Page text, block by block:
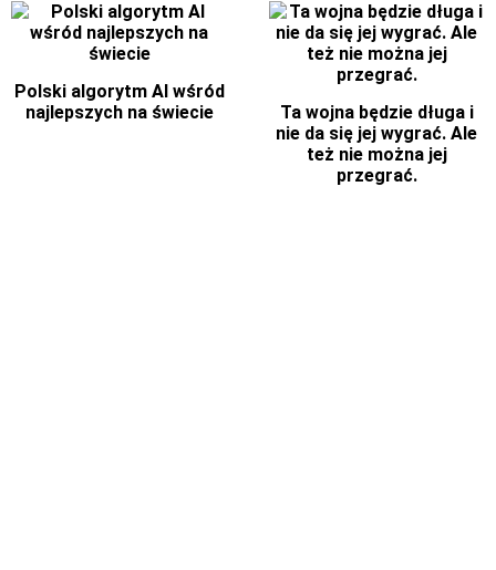
Polski algorytm AI wśród
najlepszych na świecie
Ta wojna będzie długa i
nie da się jej wygrać. Ale
też nie można jej
przegrać.